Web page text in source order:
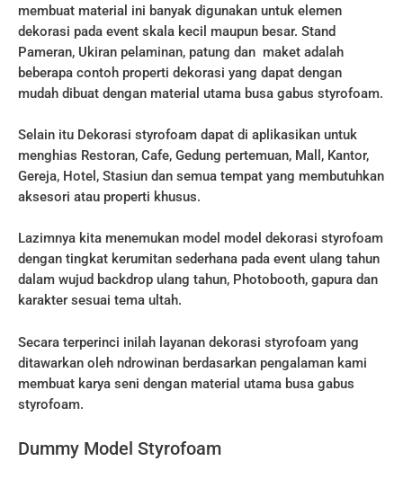
membuat material ini banyak digunakan untuk elemen
dekorasi pada event skala kecil maupun besar. Stand
Pameran, Ukiran pelaminan, patung dan maket adalah
beberapa contoh properti dekorasi yang dapat dengan
mudah dibuat dengan material utama busa gabus styrofoam.
Selain itu Dekorasi styrofoam dapat di aplikasikan untuk
menghias Restoran, Cafe, Gedung pertemuan, Mall, Kantor,
Gereja, Hotel, Stasiun dan semua tempat yang membutuhkan
aksesori atau properti khusus.
Lazimnya kita menemukan model model dekorasi styrofoam
dengan tingkat kerumitan sederhana pada event ulang tahun
dalam wujud backdrop ulang tahun, Photobooth, gapura dan
karakter sesuai tema ultah.
Secara terperinci inilah layanan dekorasi styrofoam yang
ditawarkan oleh ndrowinan berdasarkan pengalaman kami
membuat karya seni dengan material utama busa gabus
styrofoam.
Dummy Model Styrofoam